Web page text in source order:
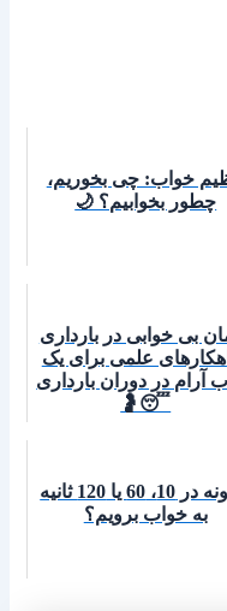
خواب: چی بخوریم،
چطور بخوابیم؟ 🌙
بی خوابی در بارداری
علمی برای یک
آرام در دوران بارداری
😴🤰
چگونه در 10، 60 یا 120 ثانیه
به خواب برویم؟